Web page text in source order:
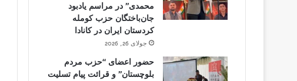
محمدی” در مراسم یادبود
جان‌باختگان حزب کومله
کردستان ایران در کانادا
جولای 26, 2026
حضور اعضای “حزب مردم
بلوچستان” و قرائت پیام تسلیت